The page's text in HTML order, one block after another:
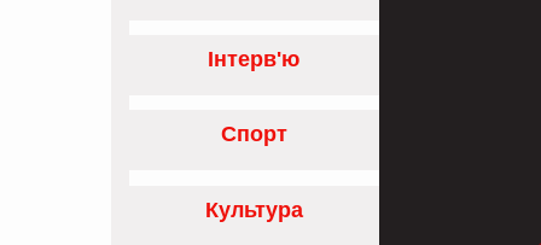
Інтерв'ю
Спорт
Культура